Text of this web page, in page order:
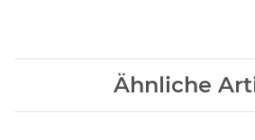
Ähnliche